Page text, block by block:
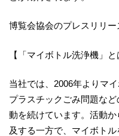
博覧会協会のプレスリリー
【「マイボトル洗浄機」と
当社では、2006年よりマ
プラスチックごみ問題な
動を続けています。活動
及する一方で、マイボト